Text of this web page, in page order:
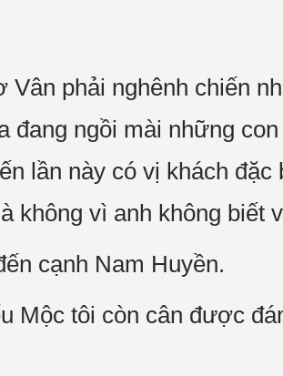
phải nghênh chiến
đang ngồi mài những
lần này có vị khách đặc
không vì anh không biết
cạnh Nam Huyền.
Mộc tôi còn cân được